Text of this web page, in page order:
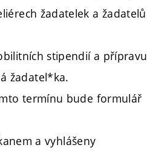
žadatelek a žadatelů
stipendií a přípravu
žadatel*ka.
termínu bude formulář
a vyhlášeny